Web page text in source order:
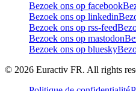
Bezoek ons op facebook
Bezoek ons op linkedin
Bezoek ons op rss-feed
Bezoek ons op mastodon
Bezoek ons op bluesky
© 2026 Euractiv FR. All rights